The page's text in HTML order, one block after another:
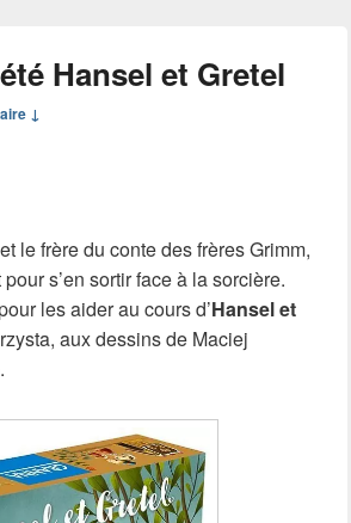
Hansel et Gretel
↓
le frère du conte des frères Grimm,
s’en sortir face à la sorcière.
les aider au cours d’Hansel et
aux dessins de Maciej